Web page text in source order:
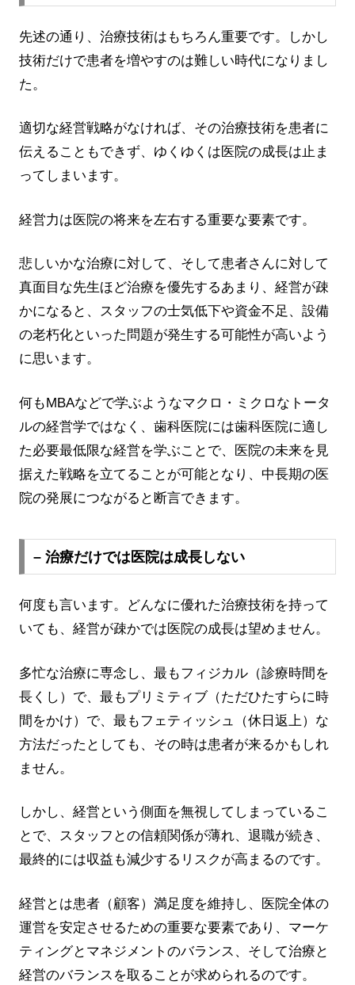
先述の通り、治療技術はもちろん重要です。しかし
技術だけで患者を増やすのは難しい時代になりまし
た。
適切な経営戦略がなければ、その治療技術を患者に
伝えることもできず、ゆくゆくは医院の成長は止ま
ってしまいます。
経営力は医院の将来を左右する重要な要素です。
悲しいかな治療に対して、そして患者さんに対して
真面目な先生ほど治療を優先するあまり、経営が疎
かになると、スタッフの士気低下や資金不足、設備
の老朽化といった問題が発生する可能性が高いよう
に思います。
何もMBAなどで学ぶようなマクロ・ミクロなトータ
ルの経営学ではなく、歯科医院には歯科医院に適し
た必要最低限な経営を学ぶことで、医院の未来を見
据えた戦略を立てることが可能となり、中長期の医
院の発展につながると断言できます。
– 治療だけでは医院は成長しない
何度も言います。どんなに優れた治療技術を持って
いても、経営が疎かでは医院の成長は望めません。
多忙な治療に専念し、最もフィジカル（診療時間を
長くし）で、最もプリミティブ（ただひたすらに時
間をかけ）で、最もフェティッシュ（休日返上）な
方法だったとしても、その時は患者が来るかもしれ
ません。
しかし、経営という側面を無視してしまっているこ
とで、スタッフとの信頼関係が薄れ、退職が続き、
最終的には収益も減少するリスクが高まるのです。
経営とは患者（顧客）満足度を維持し、医院全体の
運営を安定させるための重要な要素であり、マーケ
ティングとマネジメントのバランス、そして治療と
経営のバランスを取ることが求められるのです。